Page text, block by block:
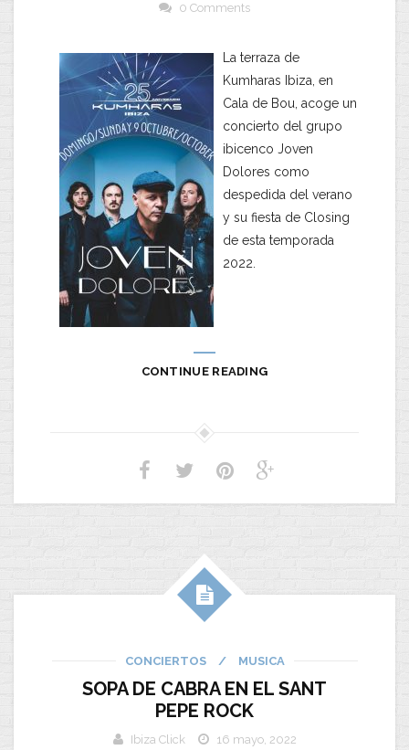
0 Comments
La terraza de
Kumharas Ibiza, en
Cala de Bou, acoge un
concierto del grupo
ibicenco Joven
Dolores como
despedida del verano
y su fiesta de Closing
de esta temporada
2022.
CONTINUE READING
CONCIERTOS / MUSICA
SOPA DE CABRA EN EL SANT
PEPE ROCK
Ibiza Click 16 mayo, 2022